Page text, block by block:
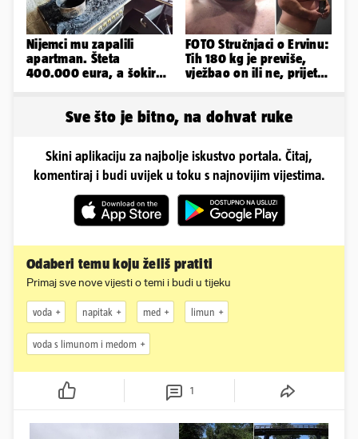
Nijemci mu zapalili
apartman. Šteta
400.000 eura, a šokirao
FOTO Stručnjaci o Ervinu:
Tih 180 kg je previše,
vježbao on ili ne, prijete
Sve što je bitno, na dohvat ruke
Skini aplikaciju za najbolje iskustvo portala. Čitaj,
komentiraj i budi uvijek u toku s najnovijim vijestima.
Odaberi temu koju želiš pratiti
Primaj sve nove vijesti o temi i budi u tijeku
voda napitak med limun
voda s limunom i medom
1